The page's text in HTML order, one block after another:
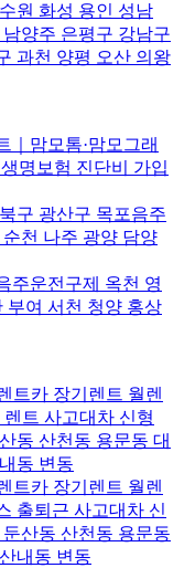
원 화성 용인 성남
양주 은평구 강남구
과천 양평 오산 의왕
｜맘모톰·맘모그래
명보험 진단비 가입
구 광산구 목포음주
천 나주 광양 담양
주운전구제 옥천 영
부여 서천 청양 홍상
트카 장기렌트 월렌
트 사고대차 신형
동 산천동 용문동 대
동 변동
트카 장기렌트 월렌
출퇴근 사고대차 신
산동 산천동 용문동
내동 변동